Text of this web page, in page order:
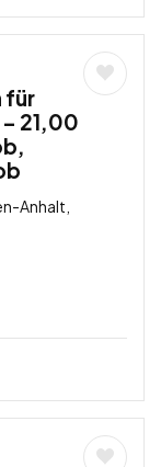
für
21,00
Anhalt,